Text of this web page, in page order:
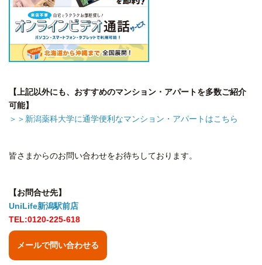
【上記以外にも、おすすめのマンション・アパートを多数ご紹介
可能】
＞＞新潟薬科大学に通学便利なマンション・アパートはこちら
皆さまからのお問い合わせをお待ちしております。
【お問合せ先】
UniLife新潟駅前店
TEL:0120-225-618
メールで問い合わせる